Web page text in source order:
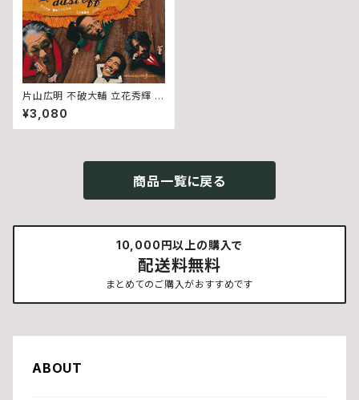
片山広明 不破大輔 立花秀輝 磯
部潤 - Dust Off (CD)
¥3,080
商品一覧に戻る
10,000円以上の購入で
配送料無料
まとめてのご購入がおすすめです
ABOUT